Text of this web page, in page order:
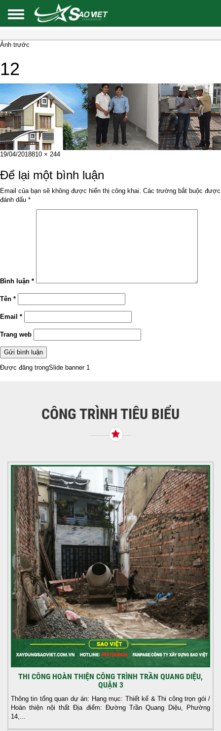
Ảnh trước
12
Đăng
ngày
19/04/2018Kích
đầy
đủ
810 × 244
Để lại một bình luận
Email của bạn sẽ không được hiển thị công khai. Các trường bắt buộc được
đánh dấu *
Bình luận *
Tên *
Email *
Trang web
Điều
Được đăng trongSlide banner 1
CÔNG TRÌNH TIÊU BIỂU
THI CÔNG HOÀN THIỆN CÔNG TRÌNH TRẦN QUANG DIỆU,
QUẬN 3
Thông tin tổng quan dự án: Hạng mục: Thiết kế & Thi công trọn gói /
Hoàn thiện nội thất Địa điểm: Đường Trần Quang Diệu, Phường
14,...